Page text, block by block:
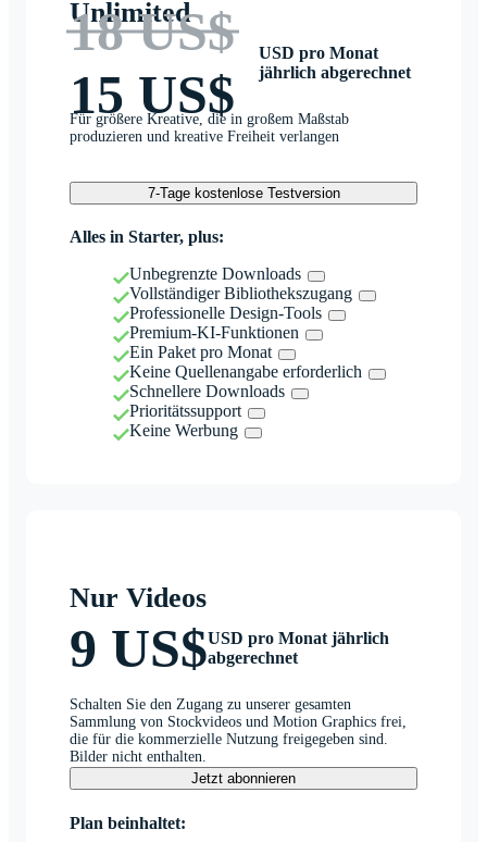
Unlimited
18 US$
15 US$
USD pro Monat
jährlich abgerechnet
Für größere Kreative, die in großem Maßstab
produzieren und kreative Freiheit verlangen
7-Tage kostenlose Testversion
Alles in Starter, plus:
Unbegrenzte Downloads
Vollständiger Bibliothekszugang
Professionelle Design-Tools
Premium-KI-Funktionen
Ein Paket pro Monat
Keine Quellenangabe erforderlich
Schnellere Downloads
Prioritätssupport
Keine Werbung
Nur Videos
9 US$USD pro Monat jährlich
abgerechnet
Schalten Sie den Zugang zu unserer gesamten
Sammlung von Stockvideos und Motion Graphics frei,
die für die kommerzielle Nutzung freigegeben sind.
Bilder nicht enthalten.
Jetzt abonnieren
Plan beinhaltet: